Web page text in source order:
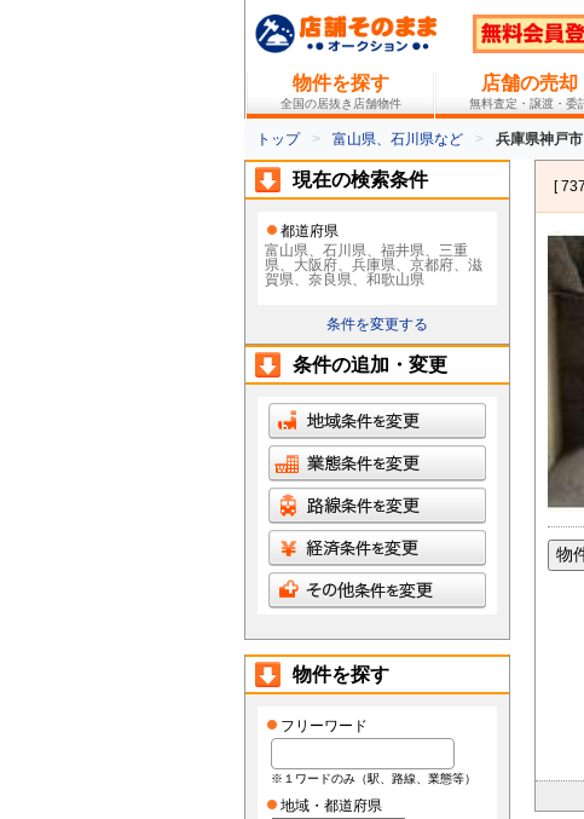
物件を探す
全国の居抜き店舗物件
店舗の売却
無料査定・譲渡・委
トップ 富山県、石川県など 兵庫県神戸
[
現在の検索条件
都道府県
富山県、石川県、福井県、三重
県、大阪府、兵庫県、京都府、滋
賀県、奈良県、和歌山県
条件を変更する
条件の追加・変更
物件を探す
フリーワード
※１ワードのみ（駅、路線、業態等）
地域・都道府県